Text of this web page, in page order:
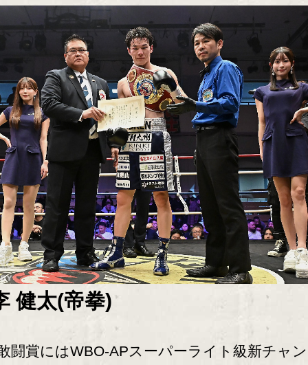
健太(帝拳)
賞にはWBO-APスーパーライト級新チャ